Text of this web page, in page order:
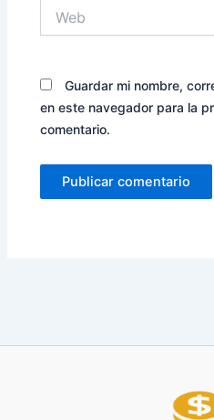
Guardar mi nombre,
en este navegador para la
comentario.